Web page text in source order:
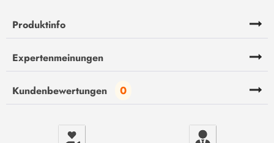
Produktinfo
Expertenmeinungen
Kundenbewertungen 0